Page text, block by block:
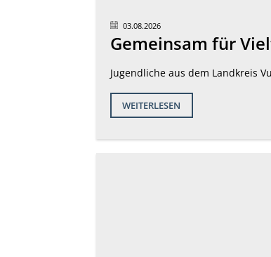
03.08.2026
Gemeinsam für
Jugendliche aus dem Landkreis
WEITERLESEN